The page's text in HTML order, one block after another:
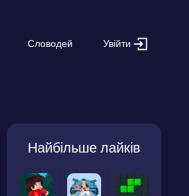
Словодей Увійти
Найбільше лайків